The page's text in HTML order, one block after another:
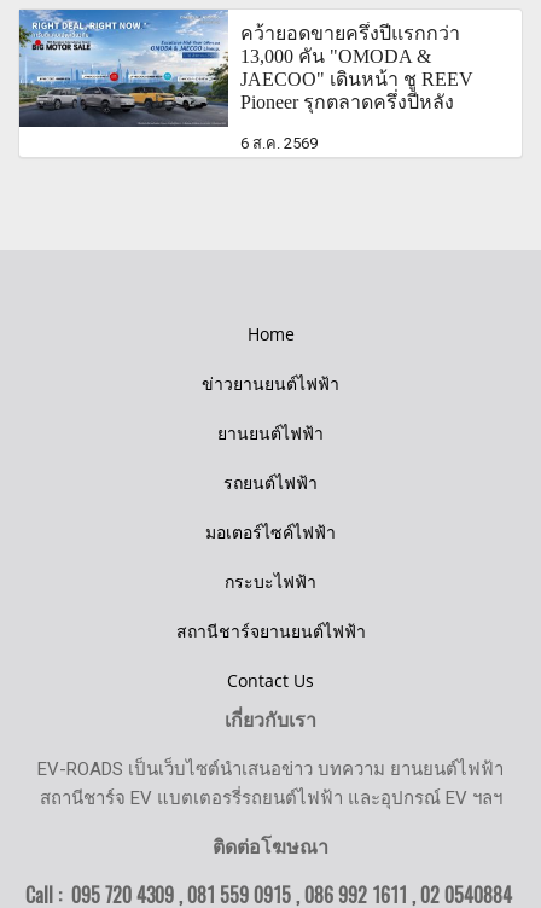
คว้ายอดขายครึ่งปีแรกกว่า
13,000 คัน "OMODA &
JAECOO" เดินหน้า ชู REEV
Pioneer รุกตลาดครึ่งปีหลัง
6 ส.ค. 2569
Home
ข่าวยานยนต์ไฟฟ้า
ยานยนต์ไฟฟ้า
รถยนต์ไฟฟ้า
มอเตอร์ไซค์ไฟฟ้า
กระบะไฟฟ้า
สถานีชาร์จยานยนต์ไฟฟ้า
Contact Us
เกี่ยวกับเรา
EV-ROADS เป็นเว็บไซต์นำเสนอข่าว บทความ ยานยนต์ไฟฟ้า
สถานีชาร์จ EV แบตเตอรรี่รถยนต์ไฟฟ้า และอุปกรณ์ EV ฯลฯ
ติดต่อโฆษณา
Call : 095 720 4309 , 081 559 0915 , 086 992 1611 ,02 0540884